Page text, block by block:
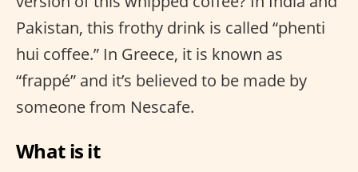
Pakistan, this frothy drink is called “phenti
hui coffee.” In Greece, it is known as
“frappé” and it’s believed to be made by
someone from Nescafe.
What is it